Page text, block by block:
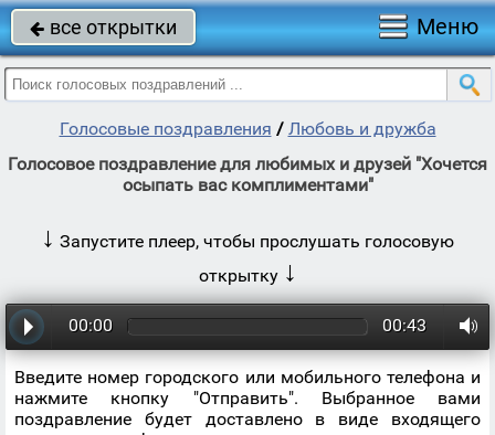
 все открытки Меню
Голосовые поздравления / Любовь и дружба
Голосовое поздравление для любимых и друзей "Хочется
осыпать вас комплиментами"
↓ Запустите плеер, чтобы прослушать голосовую
открытку ↓
00:00 00:43
Введите номер городского или мобильного телефона и
нажмите кнопку "Отправить". Выбранное вами
поздравление будет доставлено в виде входящего